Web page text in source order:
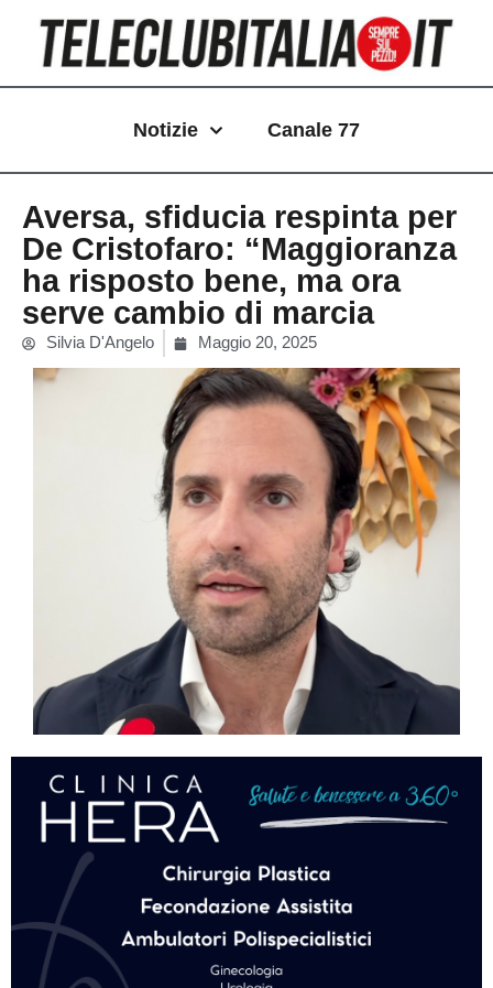
contenuto
Notizie Canale 77
Aversa, sfiducia respinta per
De Cristofaro: “Maggioranza
ha risposto bene, ma ora
serve cambio di marcia
Silvia D'Angelo Maggio 20, 2025